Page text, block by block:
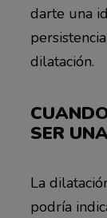
darte una
dilatación.
SER
La
podría